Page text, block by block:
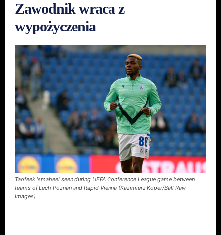
Zawodnik wraca z
wypożyczenia
Taofeek Ismaheel seen during UEFA Conference League game between
teams of Lech Poznan and Rapid Vienna (Kazimierz Koper/Ball Raw
Images)